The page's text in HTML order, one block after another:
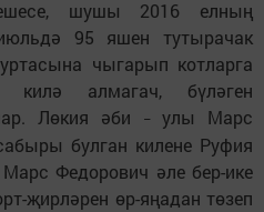
шушы 2016 елның
95 яшен тутырачак
чыгарып котларга
алмагач, бүләген
Лөкия әби
– улы Марс
булган килене Руфия
Федорович әле бер-ике
җирләрен өр-яңадан төзеп